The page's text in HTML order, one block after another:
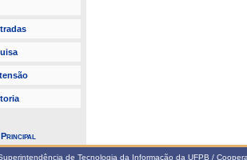
de Tecnologia da Informação da UFPB /